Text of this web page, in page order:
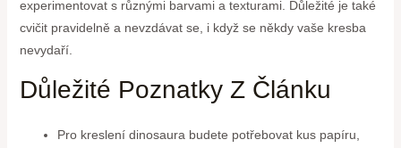
experimentovat s různými barvami a texturami. Důležité je také
cvičit pravidelně a nevzdávat se, i když se někdy vaše kresba
nevydaří.
Důležité Poznatky Z Článku
Pro kreslení dinosaura budete potřebovat kus papíru,